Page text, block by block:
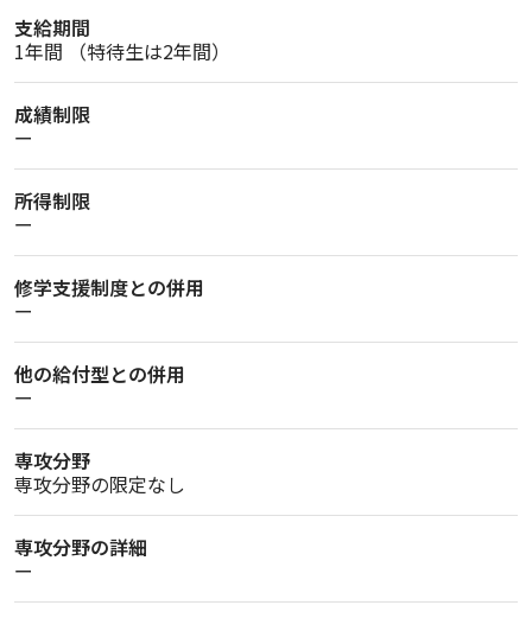
支給期間
1年間 （特待生は2年間）
成績制限
ー
所得制限
ー
修学支援制度との併用
ー
他の給付型との併用
ー
専攻分野
専攻分野の限定なし
専攻分野の詳細
ー